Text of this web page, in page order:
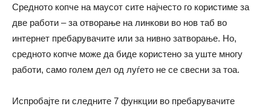
Средното копче на маусот сите најчесто го користиме за
две работи – за отворање на линкови во нов таб во
интернет пребарувачите или за нивно затворање. Но,
средното копче може да биде користено за уште многу
работи, само голем дел од луѓето не се свесни за тоа.
Испробајте ги следните 7 функции во пребарувачите